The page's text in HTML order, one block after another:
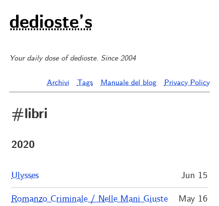
dedioste’s
Your daily dose of dedioste. Since 2004
Archivi Tags Manuale del blog Privacy Policy
#libri
2020
Ulysses Jun 15
Romanzo Criminale / Nelle Mani Giuste May 16